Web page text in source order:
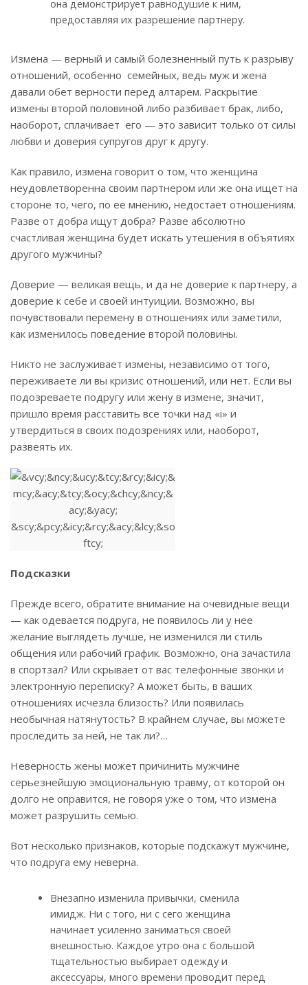
она демонстрирует равнодушие к ним,
предоставляя их разрешение партнеру.
Измена — верный и самый болезненный путь к разрыву
отношений, особенно семейных, ведь муж и жена
давали обет верности перед алтарем. Раскрытие
измены второй половиной либо разбивает брак, либо,
наоборот, сплачивает его — это зависит только от силы
любви и доверия супругов друг к другу.
Как правило, измена говорит о том, что женщина
неудовлетворенна своим партнером или же она ищет на
стороне то, чего, по ее мнению, недостает отношениям.
Разве от добра ищут добра? Разве абсолютно
счастливая женщина будет искать утешения в объятиях
другого мужчины?
Доверие — великая вещь, и да не доверие к партнеру, а
доверие к себе и своей интуиции. Возможно, вы
почувствовали перемену в отношениях или заметили,
как изменилось поведение второй половины.
Никто не заслуживает измены, независимо от того,
переживаете ли вы кризис отношений, или нет. Если вы
подозреваете подругу или жену в измене, значит,
пришло время расставить все точки над «i» и
утвердиться в своих подозрениях или, наоборот,
развеять их.
Подсказки
Прежде всего, обратите внимание на очевидные вещи
— как одевается подруга, не появилось ли у нее
желание выглядеть лучше, не изменился ли стиль
общения или рабочий график. Возможно, она зачастила
в спортзал? Или скрывает от вас телефонные звонки и
электронную переписку? А может быть, в ваших
отношениях исчезла близость? Или появилась
необычная натянутость? В крайнем случае, вы можете
проследить за ней, не так ли?…
Неверность жены может причинить мужчине
серьезнейшую эмоциональную травму, от которой он
долго не оправится, не говоря уже о том, что измена
может разрушить семью.
Вот несколько признаков, которые подскажут мужчине,
что подруга ему неверна.
Внезапно изменила привычки, сменила
имидж. Ни с того, ни с сего женщина
начинает усиленно заниматься своей
внешностью. Каждое утро она с большой
тщательностью выбирает одежду и
аксессуары, много времени проводит перед